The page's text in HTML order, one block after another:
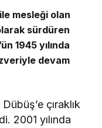
mesleği olan
sürdüren
1945 yılında
devam
çıraklık
2001 yılında